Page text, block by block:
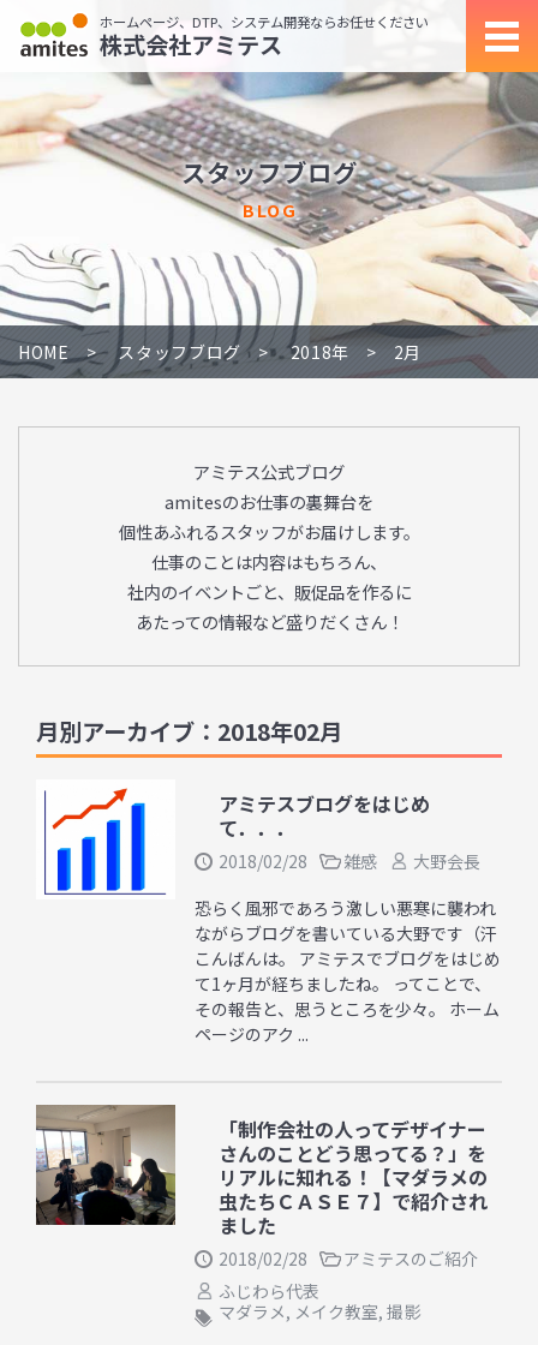
ホームページ、DTP、システム開発ならお任せください
株式会社アミテス
スタッフブログ
BLOG
HOME スタッフブログ 2018年 2月
アミテス公式ブログ
amitesのお仕事の裏舞台を
個性あふれるスタッフがお届けします。
仕事のことは内容はもちろん、
社内のイベントごと、販促品を作るに
あたっての情報など盛りだくさん！
月別アーカイブ：2018年02月
アミテスブログをはじめ
て．．．
2018/02/28 雑感
大野会長
恐らく風邪であろう激しい悪寒に襲われ
ながらブログを書いている大野です（汗
こんばんは。 アミテスでブログをはじめ
て1ヶ月が経ちましたね。 ってことで、
その報告と、思うところを少々。 ホーム
ページのアク ...
「制作会社の人ってデザイナー
さんのことどう思ってる？」を
リアルに知れる！【マダラメの
虫たちＣＡＳＥ７】で紹介され
ました
2018/02/28
アミテスのご紹介
ふじわら代表
マダラメ, メイク教室, 撮影